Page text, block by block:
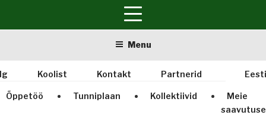
Menu
Koolist Kontakt Partnerid
Õppetöö Tunniplaan Kollektiivid
Meie